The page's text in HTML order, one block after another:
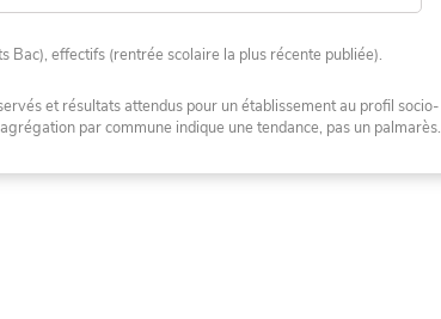
Bac), effectifs (rentrée scolaire la plus récente publiée).
et résultats attendus pour un établissement au profil socio-
par commune indique une tendance, pas un palmarès.